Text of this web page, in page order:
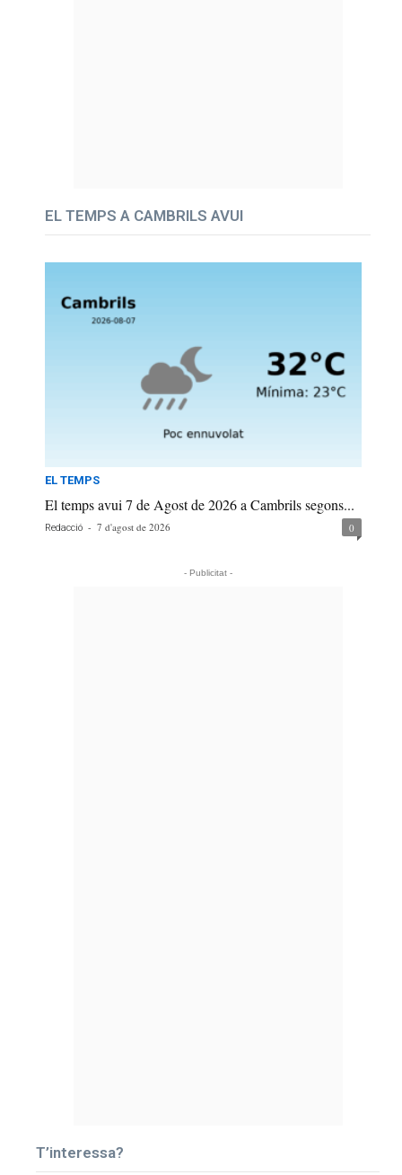
EL TEMPS A CAMBRILS AVUI
EL TEMPS
El temps avui 7 de Agost de 2026 a Cambrils segons...
Redacció - 7 d'agost de 2026 0
- Publicitat -
T’interessa?